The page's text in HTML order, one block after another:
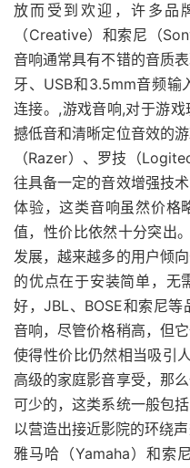
放而受到欢迎，许多品
（Creative）和索尼（
音响通常具有不错的音质
牙、USB和3.5mm音频输
连接。,游戏音响,对于游
撼低音和清晰定位音效的
（Razer）、罗技（
往具备一定的音效增强技
体验，这类音响虽然价格
值，性价比依然十分突出
发展，越来越多的用户倾
的优点在于安装简单，无
好，JBL、BOSE和索尼
音响，尽管价格稍高，但
使得性价比仍然相当吸引
高级的家庭影音享受，那
可少的，这类系统一般包
以营造出接近影院的环绕
雅马哈（Yamaha）和索